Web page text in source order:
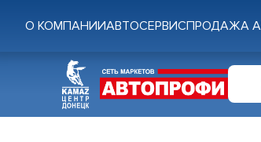
О КОМПАНИИАВТОСЕРВИСПРОДАЖА